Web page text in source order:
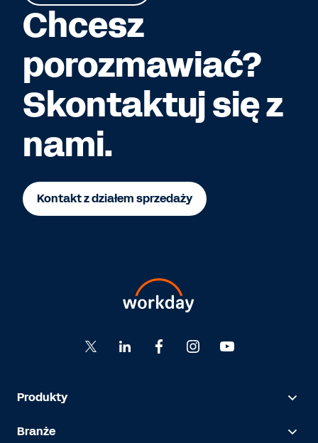
Chcesz
porozmawiać?
Skontaktuj się z
nami.
Kontakt z działem sprzedaży
Produkty
Branże